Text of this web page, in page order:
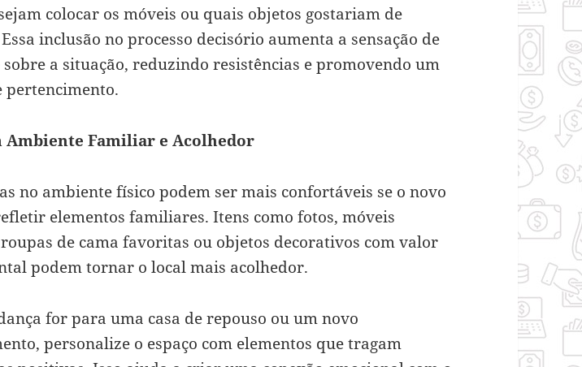
colocar os móveis ou quais objetos gostariam de
inclusão no processo decisório aumenta a sensação de
a situação, reduzindo resistências e promovendo um
pertencimento.
Ambiente Familiar e Acolhedor
no ambiente físico podem ser mais confortáveis se o novo
elementos familiares. Itens como fotos, móveis
de cama favoritas ou objetos decorativos com valor
podem tornar o local mais acolhedor.
for para uma casa de repouso ou um novo
personalize o espaço com elementos que tragam